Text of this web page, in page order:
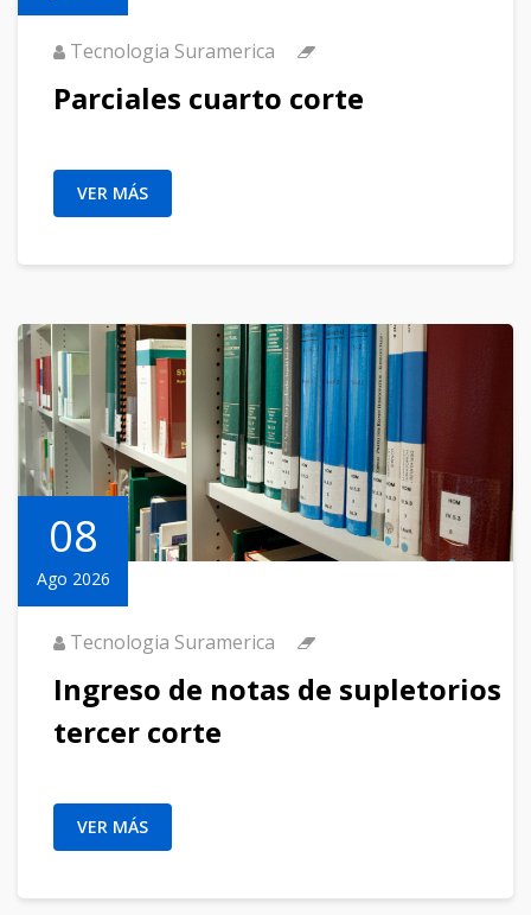
Tecnologia Suramerica
Parciales cuarto corte
VER MÁS
08
Ago 2026
Tecnologia Suramerica
Ingreso de notas de supletorios
tercer corte
VER MÁS